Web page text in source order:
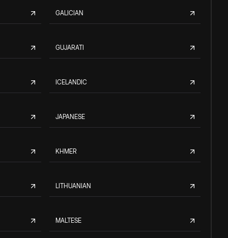
GALICIAN
GUJARATI
ICELANDIC
JAPANESE
KHMER
LITHUANIAN
MALTESE